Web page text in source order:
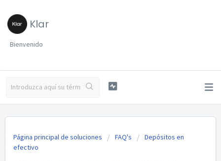
Klar
Bienvenido
Página principal de soluciones FAQ's
Depósitos en
efectivo